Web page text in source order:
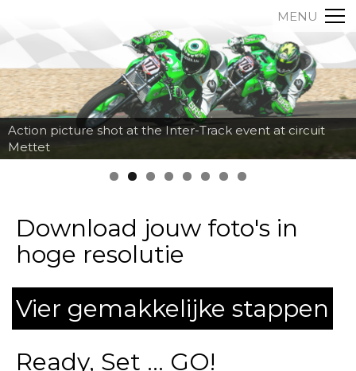
MENU
Action picture shot at the Inter-Track event at circuit
Mettet
Download jouw foto's in
hoge resolutie
Vier gemakkelijke stappen
Ready, Set ... GO!